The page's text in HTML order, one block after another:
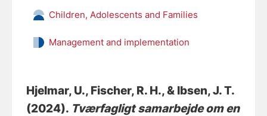
Children, Adolescents and Families
Management and implementation
Hjelmar, U., Fischer, R. H., & Ibsen, J. T.
(2024). Tværfagligt samarbejde om en